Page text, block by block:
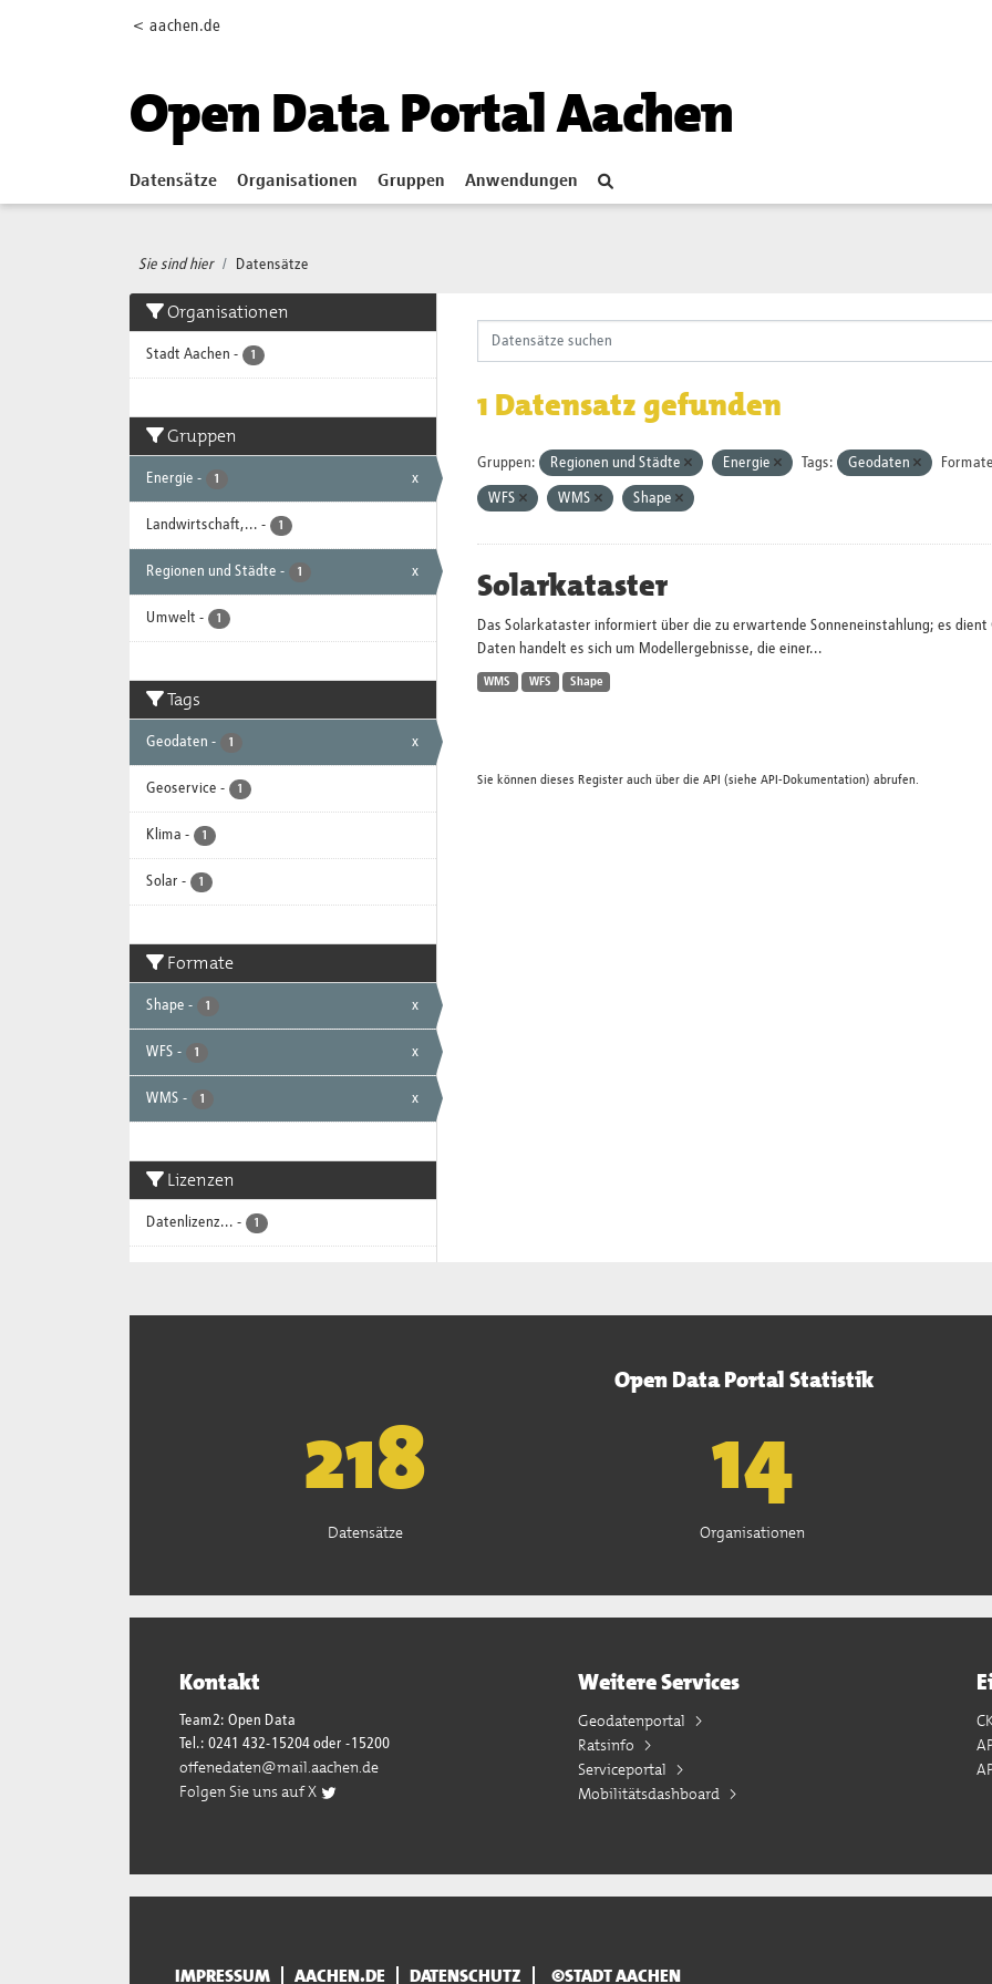
< aachen.de
Open Data Portal Aachen
Datensätze Organisationen Gruppen Anwendungen
Sie sind hier Datensätze
Organisationen
Stadt Aachen - 1
Gruppen
Energie - 1 x
Landwirtschaft,... - 1
Regionen und Städte - 1 x
Umwelt - 1
Tags
Geodaten - 1 x
Geoservice - 1
Klima - 1
Solar - 1
Formate
Shape - 1 x
WFS - 1 x
WMS - 1 x
Lizenzen
Datenlizenz... - 1
1 Datensatz gefunden
Gruppen: Regionen und Städte Energie Tags: Geodaten
WFS WMS Shape
Solarkataster
Das Solarkataster informiert über die zu erwartende Sonneneinstahlung; es
Daten handelt es sich um Modellergebnisse, die einer...
WMS WFS Shape
Sie können dieses Register auch über die API (siehe API-Dokumentation) abrufen.
Open Data Portal Statistik
222
Datensätze
15
Organisationen
Kontakt
Team2: Open Data
Tel.: 0241 432-15204 oder -15200
offenedaten@mail.aachen.de
Folgen Sie uns auf X
Weitere Services
Geodatenportal
Ratsinfo
Serviceportal
Mobilitätsdashboard
IMPRESSUM AACHEN.DE DATENSCHUTZ ©STADT AACHEN